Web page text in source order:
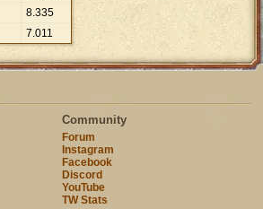
8.335
7.011
Community
Forum
Instagram
Facebook
Discord
YouTube
TW Stats